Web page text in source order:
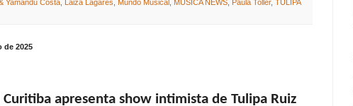
Yamandu Costa Laiza Lagares Mundo Musical MUSICA NEWS Paula Toller, TULIPA
de 2025
Curitiba apresenta show intimista de Tulipa Ruiz